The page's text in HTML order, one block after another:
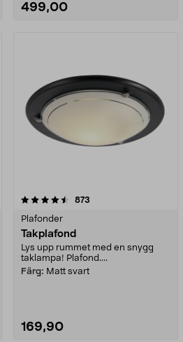
499,00
873
Plafonder
Takplafond
Lys upp rummet med en snygg
taklampa! Plafond....
Färg: Matt svart
169,90